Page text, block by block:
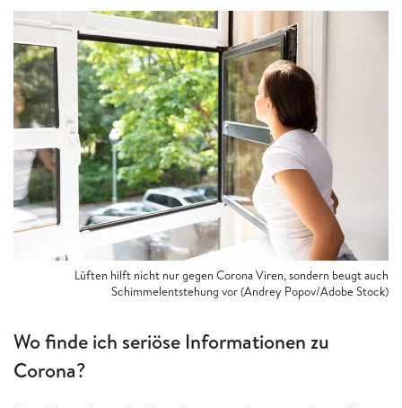
Lüften hilft nicht nur gegen Corona Viren, sondern beugt auch
Schimmelentstehung vor (Andrey Popov/Adobe Stock)
Wo finde ich seriöse Informationen zu
Corona?